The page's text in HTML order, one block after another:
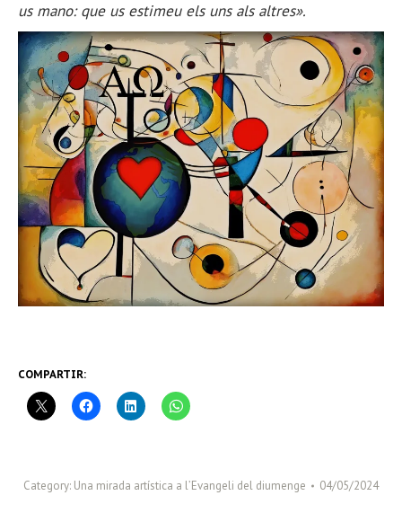
us mano: que us estimeu els uns als altres».
COMPARTIR:
Category: Una mirada artística a l’Evangeli del diumenge 04/05/2024